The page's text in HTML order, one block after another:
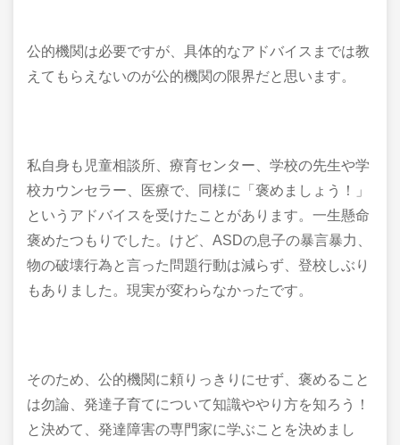
公的機関は必要ですが、具体的なアドバイスまでは教
えてもらえないのが公的機関の限界だと思います。
私自身も児童相談所、療育センター、学校の先生や学
校カウンセラー、医療で、同様に「褒めましょう！」
というアドバイスを受けたことがあります。一生懸命
褒めたつもりでした。けど、ASDの息子の暴言暴力、
物の破壊行為と言った問題行動は減らず、登校しぶり
もありました。現実が変わらなかったです。
そのため、公的機関に頼りっきりにせず、褒めること
は勿論、発達子育てについて知識ややり方を知ろう！
と決めて、発達障害の専門家に学ぶことを決めまし